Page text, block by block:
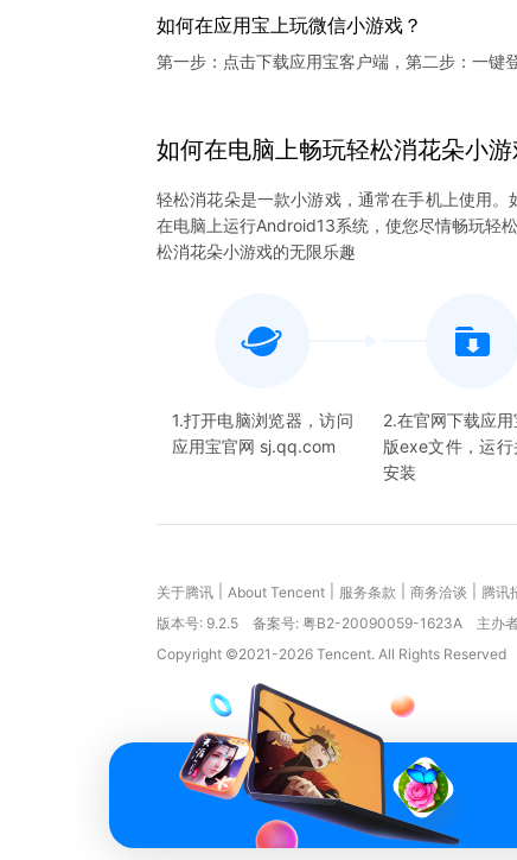
如何在应用宝上玩微信小游戏？
第一步：点击下载应用宝客户端，第二步：一键
如何在电脑上畅玩轻松消花朵小游
轻松消花朵是一款小游戏，通常在手机上使用
在电脑上运行Android13系统，使您尽情畅玩轻
松消花朵小游戏的无限乐趣
1.打开电脑浏览器，访问
应用宝官网 sj.qq.com
2.在官网下载应
版exe文件，运
安装
关于腾讯 About Tencent 服务条款 商务洽谈 腾讯
版本号: 9.2.5 备案号: 粤B2-20090059-1623A
主办
Copyright ©2021-2026 Tencent. All Rights Reserved